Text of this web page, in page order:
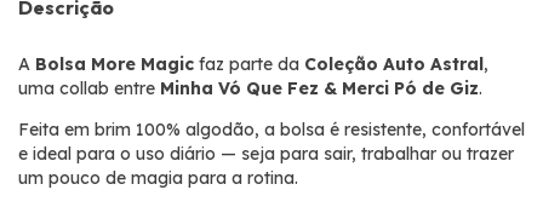
Descrição
A Bolsa More Magic faz parte da Coleção Auto Astral,
uma collab entre Minha Vó Que Fez & Merci Pó de Giz.
Feita em brim 100% algodão, a bolsa é resistente, confortável
e ideal para o uso diário — seja para sair, trabalhar ou trazer
um pouco de magia para a rotina.